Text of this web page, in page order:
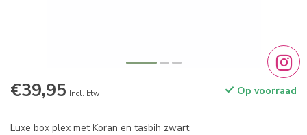
€39,95 Incl. btw Op voorraad
Luxe box plex met Koran en tasbih zwart